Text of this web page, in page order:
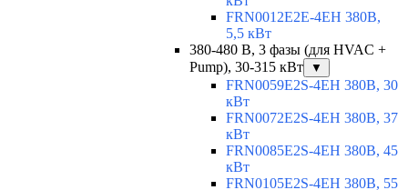
FRN0012E2E-4EH 380В,
5,5 кВт
380-480 В, 3 фазы (для HVAC +
Pump), 30-315 кВт
▼
FRN0059E2S-4EH 380В, 30
кВт
FRN0072E2S-4EH 380В, 37
кВт
FRN0085E2S-4EH 380В, 45
кВт
FRN0105E2S-4EH 380В, 55